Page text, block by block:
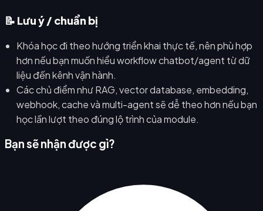
📝 Lưu ý / chuẩn bị
Khóa học đi theo hướng triển khai thực tế, nên phù hợp
hơn nếu bạn muốn hiểu workflow chatbot/agent từ dữ
liệu đến kênh vận hành.
Các chủ điểm như RAG, vector database, embedding,
webhook, cache và multi-agent sẽ dễ theo hơn nếu bạn
học lần lượt theo đúng lộ trình của module.
Bạn sẽ nhận được gì?